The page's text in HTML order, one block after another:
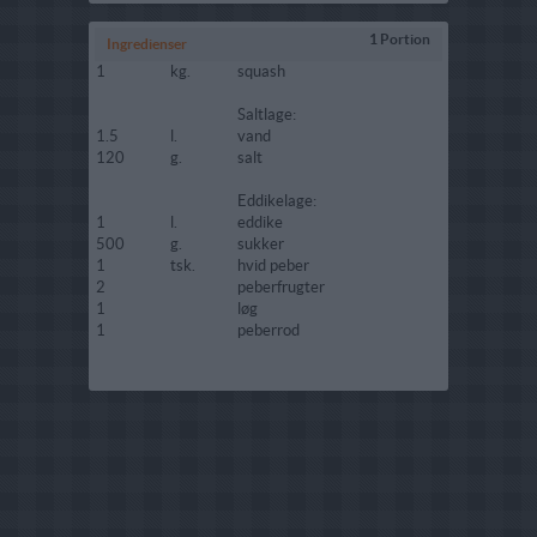
Ingredienser 1 Portion
1 kg. squash
Saltlage:
1.5
l.
vand
120
g. salt
Eddikelage:
1
l.
eddike
500
g.
sukker
1
tsk.
hvid peber
2
peberfrugter
1
løg
1
peberrod